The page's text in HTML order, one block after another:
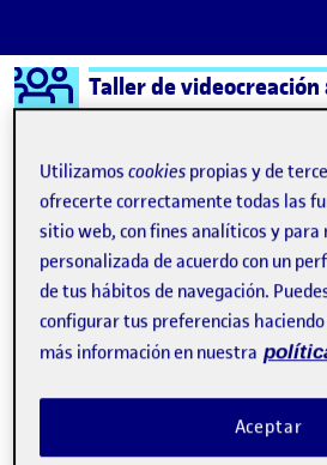
Saltar al contenido
Logo Ágora
Taller de videocreación
Semestre 20211 - Aula 2
videocración
PEC 4 Idea-Proceso
Publicado por
Maria Esmeralda Ortiz Unceta
Fecha de publicación
3 enero, 2022
2 comentarios
Utilizamoscookies propias y de
ofrecerte correctamente todas las
sitio web, con fines analíticos y
personalizada de acuerdo con un
de tus hábitos de navegación.
configurar tus preferencias
más información en nuestra
Aceptar